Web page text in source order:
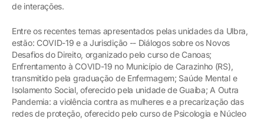
de interações.
Entre os recentes temas apresentados pelas unidades da Ulbra,
estão: COVID-19 e a Jurisdição -- Diálogos sobre os Novos
Desafios do Direito, organizado pelo curso de Canoas;
Enfrentamento à COVID-19 no Município de Carazinho (RS),
transmitido pela graduação de Enfermagem; Saúde Mental e
Isolamento Social, oferecido pela unidade de Guaíba; A Outra
Pandemia: a violência contra as mulheres e a precarização das
redes de proteção, oferecido pelo curso de Psicologia e Núcleo